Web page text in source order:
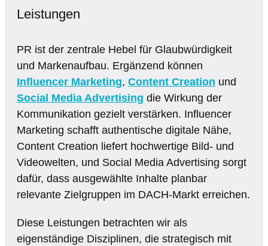
Leistungen
PR ist der zentrale Hebel für Glaubwürdigkeit
und Markenaufbau. Ergänzend können
Influencer Marketing, Content Creation und
Social Media Advertising die Wirkung der
Kommunikation gezielt verstärken. Influencer
Marketing schafft authentische digitale Nähe,
Content Creation liefert hochwertige Bild- und
Videowelten, und Social Media Advertising sorgt
dafür, dass ausgewählte Inhalte planbar
relevante Zielgruppen im DACH-Markt erreichen.
Diese Leistungen betrachten wir als
eigenständige Disziplinen, die strategisch mit